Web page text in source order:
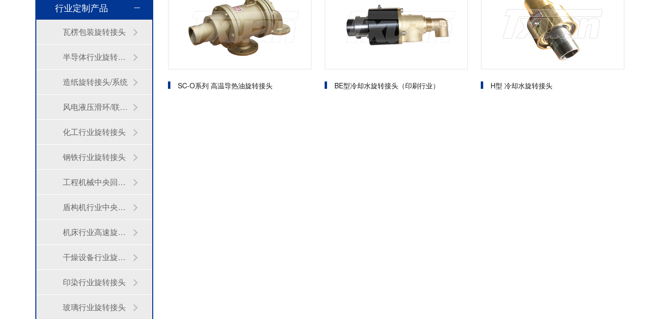
SC-O系列 高温导热油旋转接头 BE型冷却水旋转接头（印刷行业） H型 冷却水旋转接头
行业定制产品
瓦楞包装旋转接头
半导体行业旋转接头
造纸旋转接头/系统
风电液压滑环/联轴器
化工行业旋转接头
钢铁行业旋转接头
工程机械中央回转接头
盾构机行业中央回转接头
机床行业高速旋转接头
干燥设备行业旋转接头
印染行业旋转接头
玻璃行业旋转接头